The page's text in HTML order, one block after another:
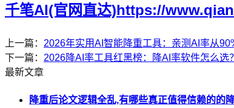
千笔AI(官网直达)https://
上一篇： 2026年实用AI智能降重工具：亲测AI率从
下一篇： 2026降AI率工具红黑榜：降AI率软件怎么选
最新文章
降重后论文逻辑全乱,有哪些真正值得信赖的的